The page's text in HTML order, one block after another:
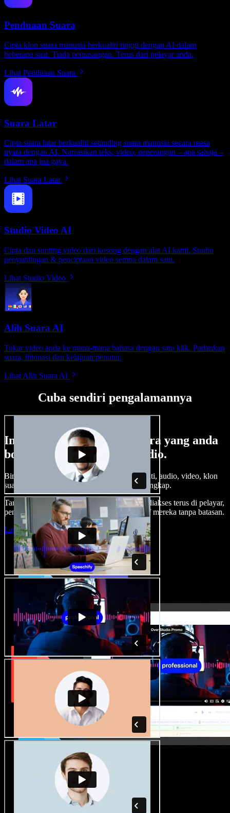
Penduaan Suara
Cipta klon suara manusia berkualiti tinggi dengan AI dalam
beberapa saat. Tiada pemasangan. Terus dari pelayar anda.
Lihat Penduaan Suara
Suara Latar
Cipta suara latar berkualiti setanding suara manusia secara masa
nyata dengan AI. Narrasikan teks, video, penerangan – apa sahaja –
dalam apa jua gaya.
Lihat Suara Latar
Studio Video AI
Cipta dan sunting video dari kosong dengan alat AI kami. Studio
penyuntingan & penciptaan video semua dalam satu.
Lihat Studio Video
Alih Suara AI
Tukar video anda ke mana-mana bahasa dengan satu klik. Padankan
suara, intonasi dan kelajuan penutur.
Lihat Alih Suara AI
Cuba sendiri pengalamannya
Ini hanya sebahagian perkara yang anda
boleh buat di Speechify Studio.
Bina suara latar, tambah imej stok tanpa royalti, audio, video, klon
suara anda, untuk projek audio video yang lengkap.
Tanpa keluk pembelajaran dan semua boleh diakses terus di pelayar,
pencipta boleh realisasikan segala idea kreatif mereka tanpa batasan.
Lancarkan Studio